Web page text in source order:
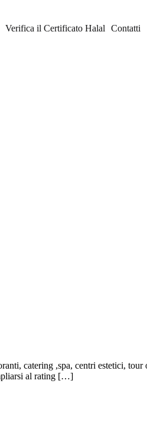
Verifica il Certificato Halal Contatti
catering ,spa, centri estetici, tour
al rating […]